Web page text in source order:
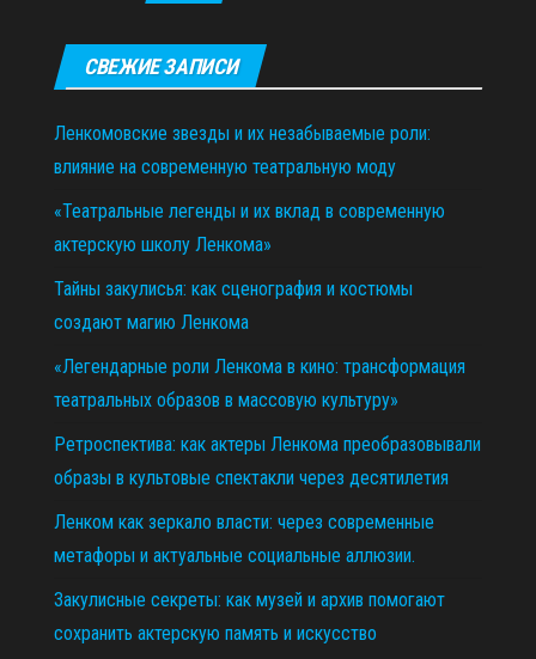
СВЕЖИЕ ЗАПИСИ
Ленкомовские звезды и их незабываемые роли:
влияние на современную театральную моду
«Театральные легенды и их вклад в современную
актерскую школу Ленкома»
Тайны закулисья: как сценография и костюмы
создают магию Ленкома
«Легендарные роли Ленкома в кино: трансформация
театральных образов в массовую культуру»
Ретроспектива: как актеры Ленкома преобразовывали
образы в культовые спектакли через десятилетия
Ленком как зеркало власти: через современные
метафоры и актуальные социальные аллюзии.
Закулисные секреты: как музей и архив помогают
сохранить актерскую память и искусство
02.07.2026
11.12.2025